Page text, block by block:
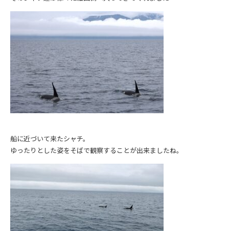
船に近づいて来たシャチ。
ゆったりとした姿をそばで観察することが出来ましたね。